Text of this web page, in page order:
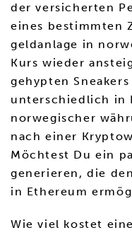
der versicherten
eines bestimmten
geldanlage in
Kurs wieder
gehypten
unterschiedlich in
norwegischer
nach einer
Möchtest Du ein
generieren, die
in Ethereum
Wie viel kostet